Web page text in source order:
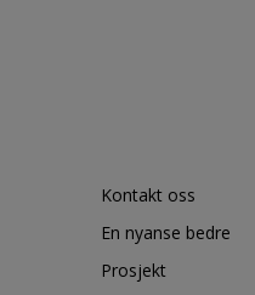
Kontakt oss
En nyanse bedre
Prosjekt